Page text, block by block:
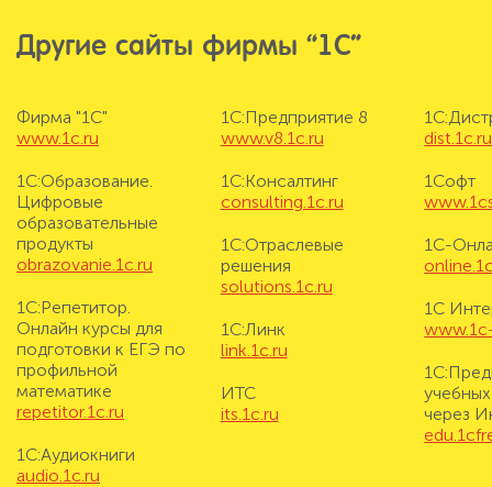
Другие сайты фирмы “1С”
Фирма "1С"
www.1c.ru
1С:Образование.
Цифровые
образовательные
продукты
obrazovanie.1c.ru
1С:Репетитор.
Онлайн курсы для
подготовки к ЕГЭ по
профильной
математике
repetitor.1c.ru
1С:Аудиокниги
audio.1c.ru
1С:Предприятие 8
www.v8.1c.ru
1С:Консалтинг
consulting.1c.ru
1С:Отраслевые
решения
solutions.1c.ru
1С:Линк
link.1c.ru
ИТС
its.1c.ru
dist.1c.ru
1Софт
1С-
1С
через